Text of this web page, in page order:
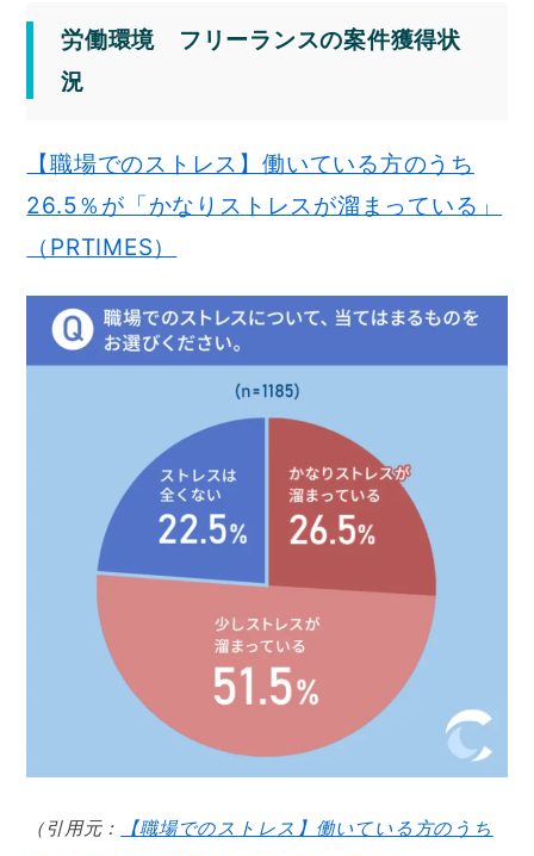
労働環境 フリーランスの案件獲得状
況
【職場でのストレス】働いている方のうち
26.5％が「かなりストレスが溜まっている」
（PRTIMES）
（引用元：
【職場でのストレス】働いている方のうち